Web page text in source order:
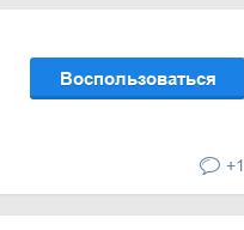
Воспользоваться
+1